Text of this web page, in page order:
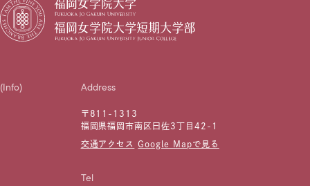
(Info) Address
〒811-1313
福岡県福岡市南区曰佐3丁目42-1
交通アクセス Google Mapで見る
Tel